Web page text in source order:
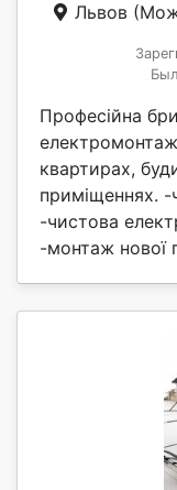
Львов
Професійна
квартирах,
приміщеннях.
-чистова
-монтаж нової